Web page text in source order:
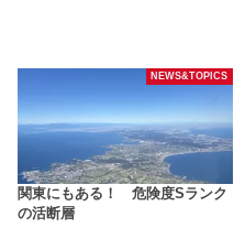
NEWS&TOPICS
関東にもある！ 危険度Sランク
の活断層